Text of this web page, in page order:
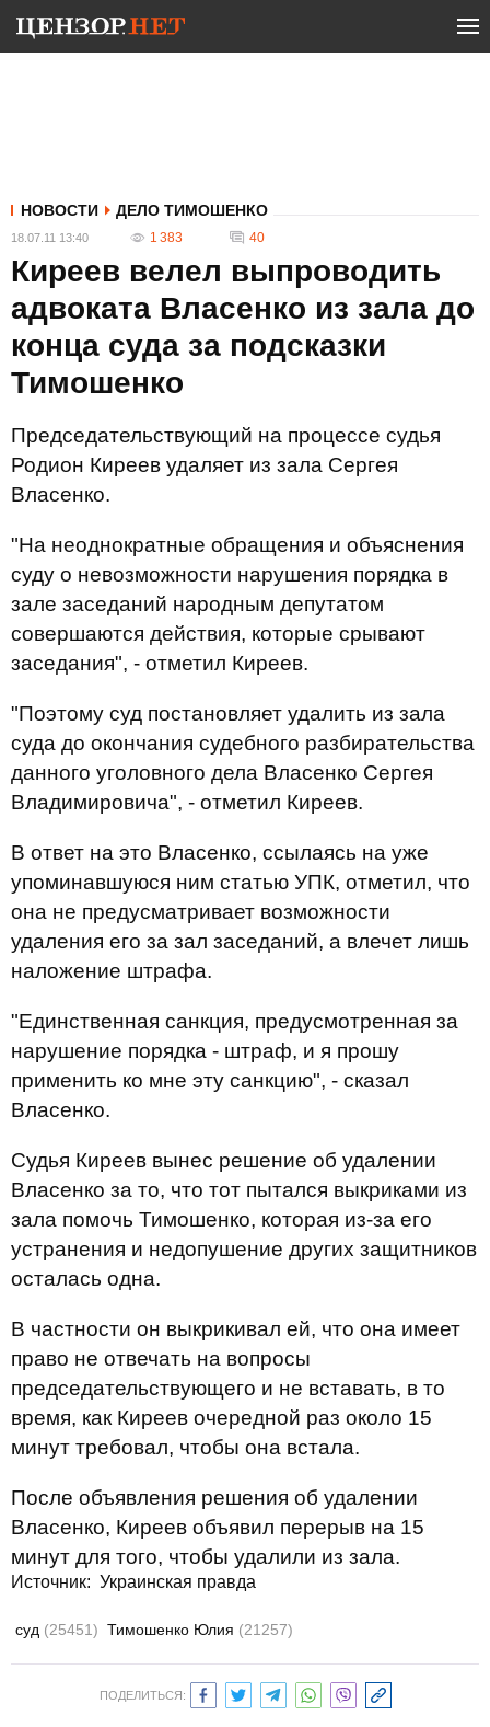
НОВОСТИ ДЕЛО ТИМОШЕНКО
18.07.11 13:40 1 383 40
Киреев велел выпроводить
адвоката Власенко из зала до
конца суда за подсказки
Тимошенко
Председательствующий на процессе судья
Родион Киреев удаляет из зала Сергея
Власенко.
"На неоднократные обращения и объяснения
суду о невозможности нарушения порядка в
зале заседаний народным депутатом
совершаются действия, которые срывают
заседания", - отметил Киреев.
"Поэтому суд постановляет удалить из зала
суда до окончания судебного разбирательства
данного уголовного дела Власенко Сергея
Владимировича", - отметил Киреев.
В ответ на это Власенко, ссылаясь на уже
упоминавшуюся ним статью УПК, отметил, что
она не предусматривает возможности
удаления его за зал заседаний, а влечет лишь
наложение штрафа.
"Единственная санкция, предусмотренная за
нарушение порядка - штраф, и я прошу
применить ко мне эту санкцию", - сказал
Власенко.
Судья Киреев вынес решение об удалении
Власенко за то, что тот пытался выкриками из
зала помочь Тимошенко, которая из-за его
устранения и недопушение других защитников
осталась одна.
В частности он выкрикивал ей, что она имеет
право не отвечать на вопросы
председательствующего и не вставать, в то
время, как Киреев очередной раз около 15
минут требовал, чтобы она встала.
После объявления решения об удалении
Власенко, Киреев объявил перерыв на 15
минут для того, чтобы удалили из зала.
Источник: Украинская правда
суд (25451) Тимошенко Юлия (21257)
ПОДЕЛИТЬСЯ: